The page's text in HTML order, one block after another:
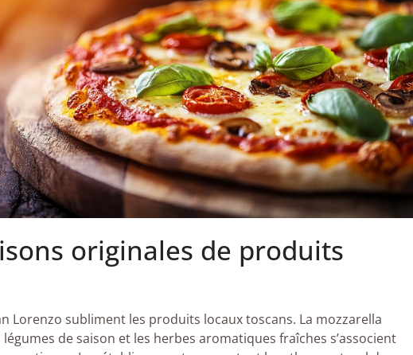
originales de produits
Lorenzo subliment les produits locaux toscans. La mozzarella
de saison et les herbes aromatiques fraîches s’associent